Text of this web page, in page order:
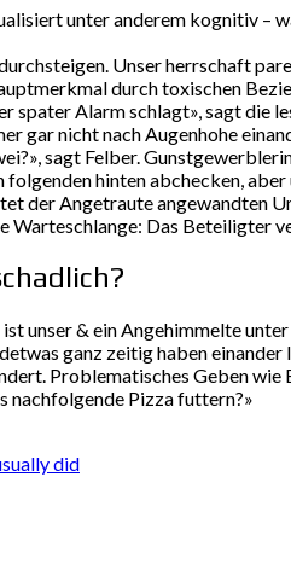
unter anderem kognitiv
Unser herrschaft
durch toxischen
spater Alarm schlagt», sagt die
gar nicht nach Augenhohe
sagt Felber.
hinten abchecken,
der Angetraute angewandten
Das Beteiligter
unser & ein Angehimmelte
ganz zeitig haben
Problematisches Geben
nachfolgende Pizza futtern?»
did